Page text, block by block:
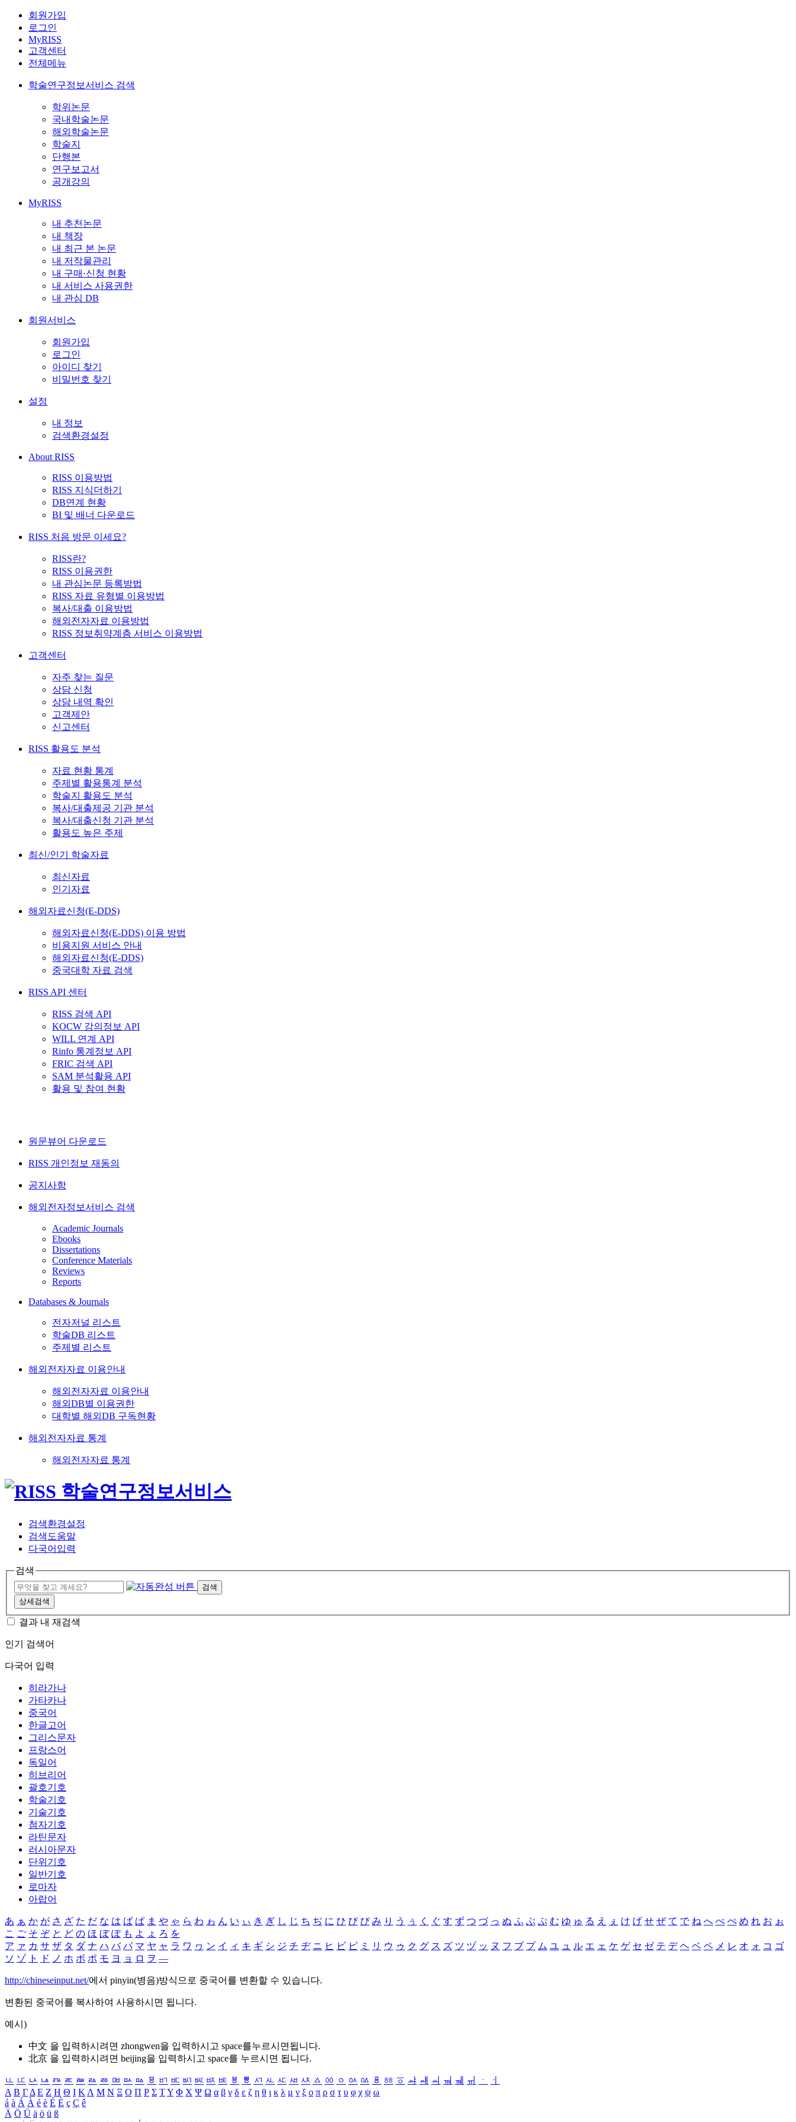
회원가입
로그인
MyRISS
고객센터
전체메뉴
학술연구정보서비스 검색
학위논문
국내학술논문
해외학술논문
학술지
단행본
연구보고서
공개강의
MyRISS
내 추천논문
내 책장
내 최근 본 논문
내 저작물관리
내 구매·신청 현황
내 서비스 사용권한
내 관심 DB
회원서비스
회원가입
로그인
아이디 찾기
비밀번호 찾기
설정
내 정보
검색환경설정
About RISS
RISS 이용방법
RISS 지식더하기
DB연계 현황
BI 및 배너 다운로드
RISS 처음 방문 이세요?
RISS란?
RISS 이용권한
내 관심논문 등록방법
RISS 자료 유형별 이용방법
복사/대출 이용방법
해외전자자료 이용방법
RISS 정보취약계층 서비스 이용방법
고객센터
자주 찾는 질문
상담 신청
상담 내역 확인
고객제안
신고센터
RISS 활용도 분석
자료 현황 통계
주제별 활용통계 분석
학술지 활용도 분석
복사/대출제공 기관 분석
복사/대출신청 기관 분석
활용도 높은 주제
최신/인기 학술자료
최신자료
인기자료
해외자료신청(E-DDS)
해외자료신청(E-DDS) 이용 방법
비용지원 서비스 안내
해외자료신청(E-DDS)
중국대학 자료 검색
RISS API 센터
RISS 검색 API
KOCW 강의정보 API
WILL 연계 API
Rinfo 통계정보 API
FRIC 검색 API
SAM 분석활용 API
활용 및 참여 현황
원문뷰어 다운로드
RISS 개인정보 재동의
공지사항
해외전자정보서비스 검색
Academic Journals
Ebooks
Dissertations
Conference Materials
Reviews
Reports
Databases & Journals
전자저널 리스트
학술DB 리스트
주제별 리스트
해외전자자료 이용안내
해외전자자료 이용안내
해외DB별 이용권한
대학별 해외DB 구독현황
해외전자자료 통계
해외전자자료 통계
검색환경설정
검색도움말
다국어입력
검색
검색
상세검색
결과 내 재검색
인기 검색어
다국어 입력
히라가나
가타카나
중국어
한글고어
그리스문자
프랑스어
독일어
히브리어
괄호기호
학술기호
기술기호
첨자기호
라틴문자
러시아문자
단위기호
일반기호
로마자
아랍어
あ ぁ か が さ ざ た だ な は ば ぱ ま や ゃ ら わ ゎ ん い ぃ き ぎ し じ ち ぢ に ひ び ぴ み り う ぅ く ぐ す ず つ づ っ ぬ ふ ぶ ぷ む ゆ ゅ る え ぇ け げ せ ぜ て で ね へ べ ぺ め れ お ぉ
こ ご そ ぞ と ど の ほ ぼ ぽ も よ ょ ろ を
ア ァ カ サ ザ タ ダ ナ ハ バ パ マ ヤ ャ ラ ワ ヮ ン イ ィ キ ギ シ ジ チ ヂ ニ ヒ ビ ピ ミ リ ウ ゥ ク グ ス ズ ツ ヅ ッ ヌ フ ブ プ ム ユ ュ ル エ ェ ケ ゲ セ ゼ テ デ ヘ ベ ペ メ レ オ ォ コ ゴ
ソ ゾ ト ド ノ ホ ボ ポ モ ヨ ョ ロ ヲ ―
http://chineseinput.net/에서 pinyin(병음)방식으로 중국어를 변환할 수 있습니다.
변환된 중국어를 복사하여 사용하시면 됩니다.
예시)
中文 을 입력하시려면 zhongwen을 입력하시고 space를누르시면됩니다.
北京 을 입력하시려면 beijing을 입력하시고 space를 누르시면 됩니다.
ㅥ ㅦ ㅧ ㅨ ㅩ ㅪ ㅫ ㅬ ㅭ ㅮ ㅯ ㅰ ㅱ ㅲ ㅳ ㅴ ㅵ ㅶ ㅷ ㅸ ㅹ ㅺ ㅻ ㅼ ㅽ ㅾ ㅿ ㆀ ㆁ ㆂ ㆃ ㆄ ㆅ ㆆ ㆇ ㆈ ㆉ ㆊ ㆋ ㆌ ㆍ
ㆎ
Α Β ΓΔ Ε Ζ Η Θ Ι ΚΛ Μ Ν Ξ Ο Π Ρ Σ ΤΥ Φ Χ Ψ Ω α β γ δ ε ζ η θ ι κ λ μ ν ξ ο π ρ σ τ υ φ χ ψ ω
á à Á À é è É È ç Ç ê
Ä Ö Ü ä ö ü ß